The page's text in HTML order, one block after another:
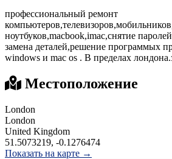
профессиональный ремонт
ноутбуков,macbook,imac,снятие
замена деталей,решение программых
windows и mac os . В пределах
Местоположение
London
London
United Kingdom
51.5073219, -0.1276474
Показать на карте →